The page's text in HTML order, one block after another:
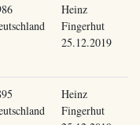
Heinz
Fingerhut
25.12.2019
Heinz
Fingerhut